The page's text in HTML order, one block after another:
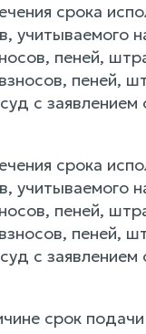
срока
пеней,
пеней,
с заявлением
срока
пеней,
пеней,
с
срок